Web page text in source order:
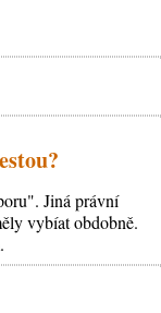
Jiná právní
vybíat obdobně.